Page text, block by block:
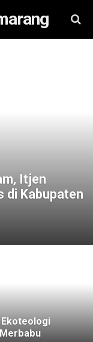
Itjen
di Kabupaten
Ekoteologi